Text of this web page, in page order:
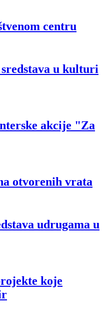
centru
u kulturi
akcije "Za
otvorenih vrata
udrugama u
koje